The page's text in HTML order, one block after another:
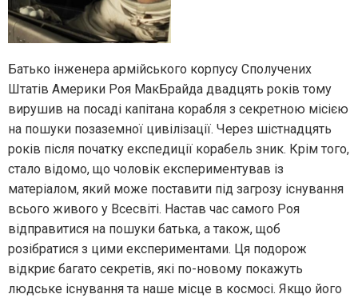
Батько інженера армійського корпусу Сполучених
Штатів Америки Роя МакБрайда двадцять років тому
вирушив на посаді капітана корабля з секретною місією
на пошуки позаземної цивілізації. Через шістнадцять
років після початку експедиції корабель зник. Крім того,
стало відомо, що чоловік експериментував із
матеріалом, який може поставити під загрозу існування
всього живого у Всесвіті. Настав час самого Роя
відправитися на пошуки батька, а також, щоб
розібратися з цими експериментами. Ця подорож
відкриє багато секретів, які по-новому покажуть
людське існування та наше місце в космосі. Якщо його